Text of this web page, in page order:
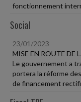
fonctionnement
Social
23/01/2023
MISE EN ROUTE DE
Le gouvernement a
portera la réforme
de financement